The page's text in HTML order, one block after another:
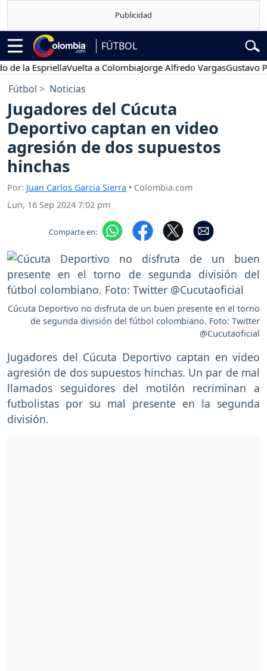
FÚTBOL
EspriellaVuelta a ColombiaJorge Alfredo VargasGustavo Petro
Fútbol Noticias
Jugadores del Cúcuta
Deportivo captan en video
agresión de dos supuestos
hinchas
Por: Juan Carlos Garcia Sierra • Colombia.com
Lun, 16 Sep 2024 7:02 pm
Comparte en:
Cúcuta Deportivo no disfruta de un buen presente en el torno
de segunda división del fútbol colombiano. Foto: Twitter
@Cucutaoficial
Jugadores del Cúcuta Deportivo captan en video
agresión de dos supuestos hinchas. Un par de mal
llamados seguidores del motilón recriminan a
futbolistas por su mal presente en la segunda
división.